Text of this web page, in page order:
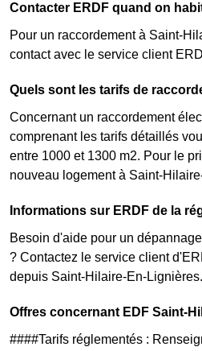
Contacter ERDF quand on
Pour un raccordement à Saint-
contact avec le service client
Quels sont les tarifs de
Concernant un raccordement
comprenant les tarifs détaillés
entre 1000 et 1300 m2. Pour le
nouveau logement à Saint-
Informations sur ERDF de la
Besoin d'aide pour un
? Contactez le service client
depuis Saint-Hilaire-En-Lignières.
Offres concernant EDF Saint-
####Tarifs réglementés :